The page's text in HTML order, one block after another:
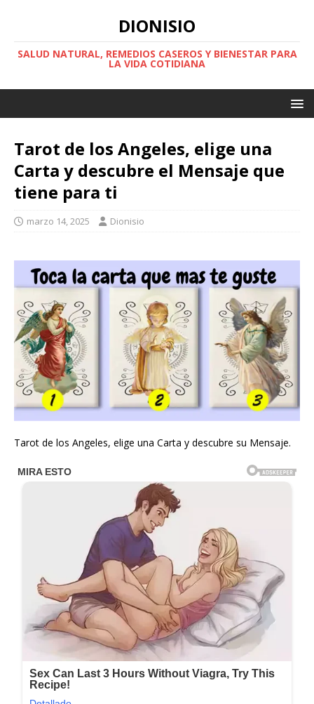
DIONISIO
SALUD NATURAL, REMEDIOS CASEROS Y BIENESTAR PARA
LA VIDA COTIDIANA
Tarot de los Angeles, elige una
Carta y descubre el Mensaje que
tiene para ti
marzo 14, 2025 Dionisio
Tarot de los Angeles, elige una Carta y descubre su Mensaje.